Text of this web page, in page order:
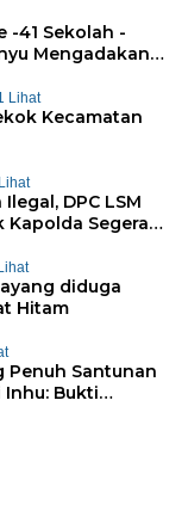
-41 Sekolah -
Mengadakan
Lihat
Kecamatan
DPC LSM
Kapolda Segera
diduga
Hitam
Penuh Santunan
Bukti